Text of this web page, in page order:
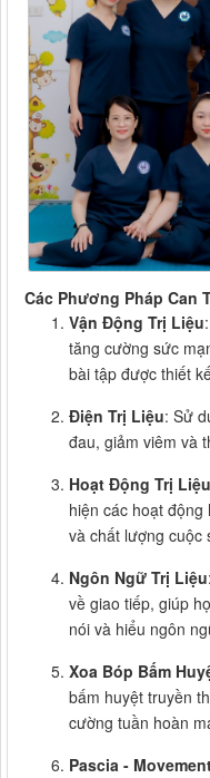
Các Phương Pháp Can
Vận Động Trị Liệu
tăng cường sức
bài tập được thiết
Điện Trị Liệu: Sử
đau, giảm viêm và
Hoạt Động Trị Liệu
hiện các hoạt
và chất lượng cuộc
Ngôn Ngữ Trị Liệu
về giao tiếp, giúp
nói và hiểu ngôn
Xoa Bóp Bấm
bấm huyệt truyền
cường tuần hoàn
Pascia -